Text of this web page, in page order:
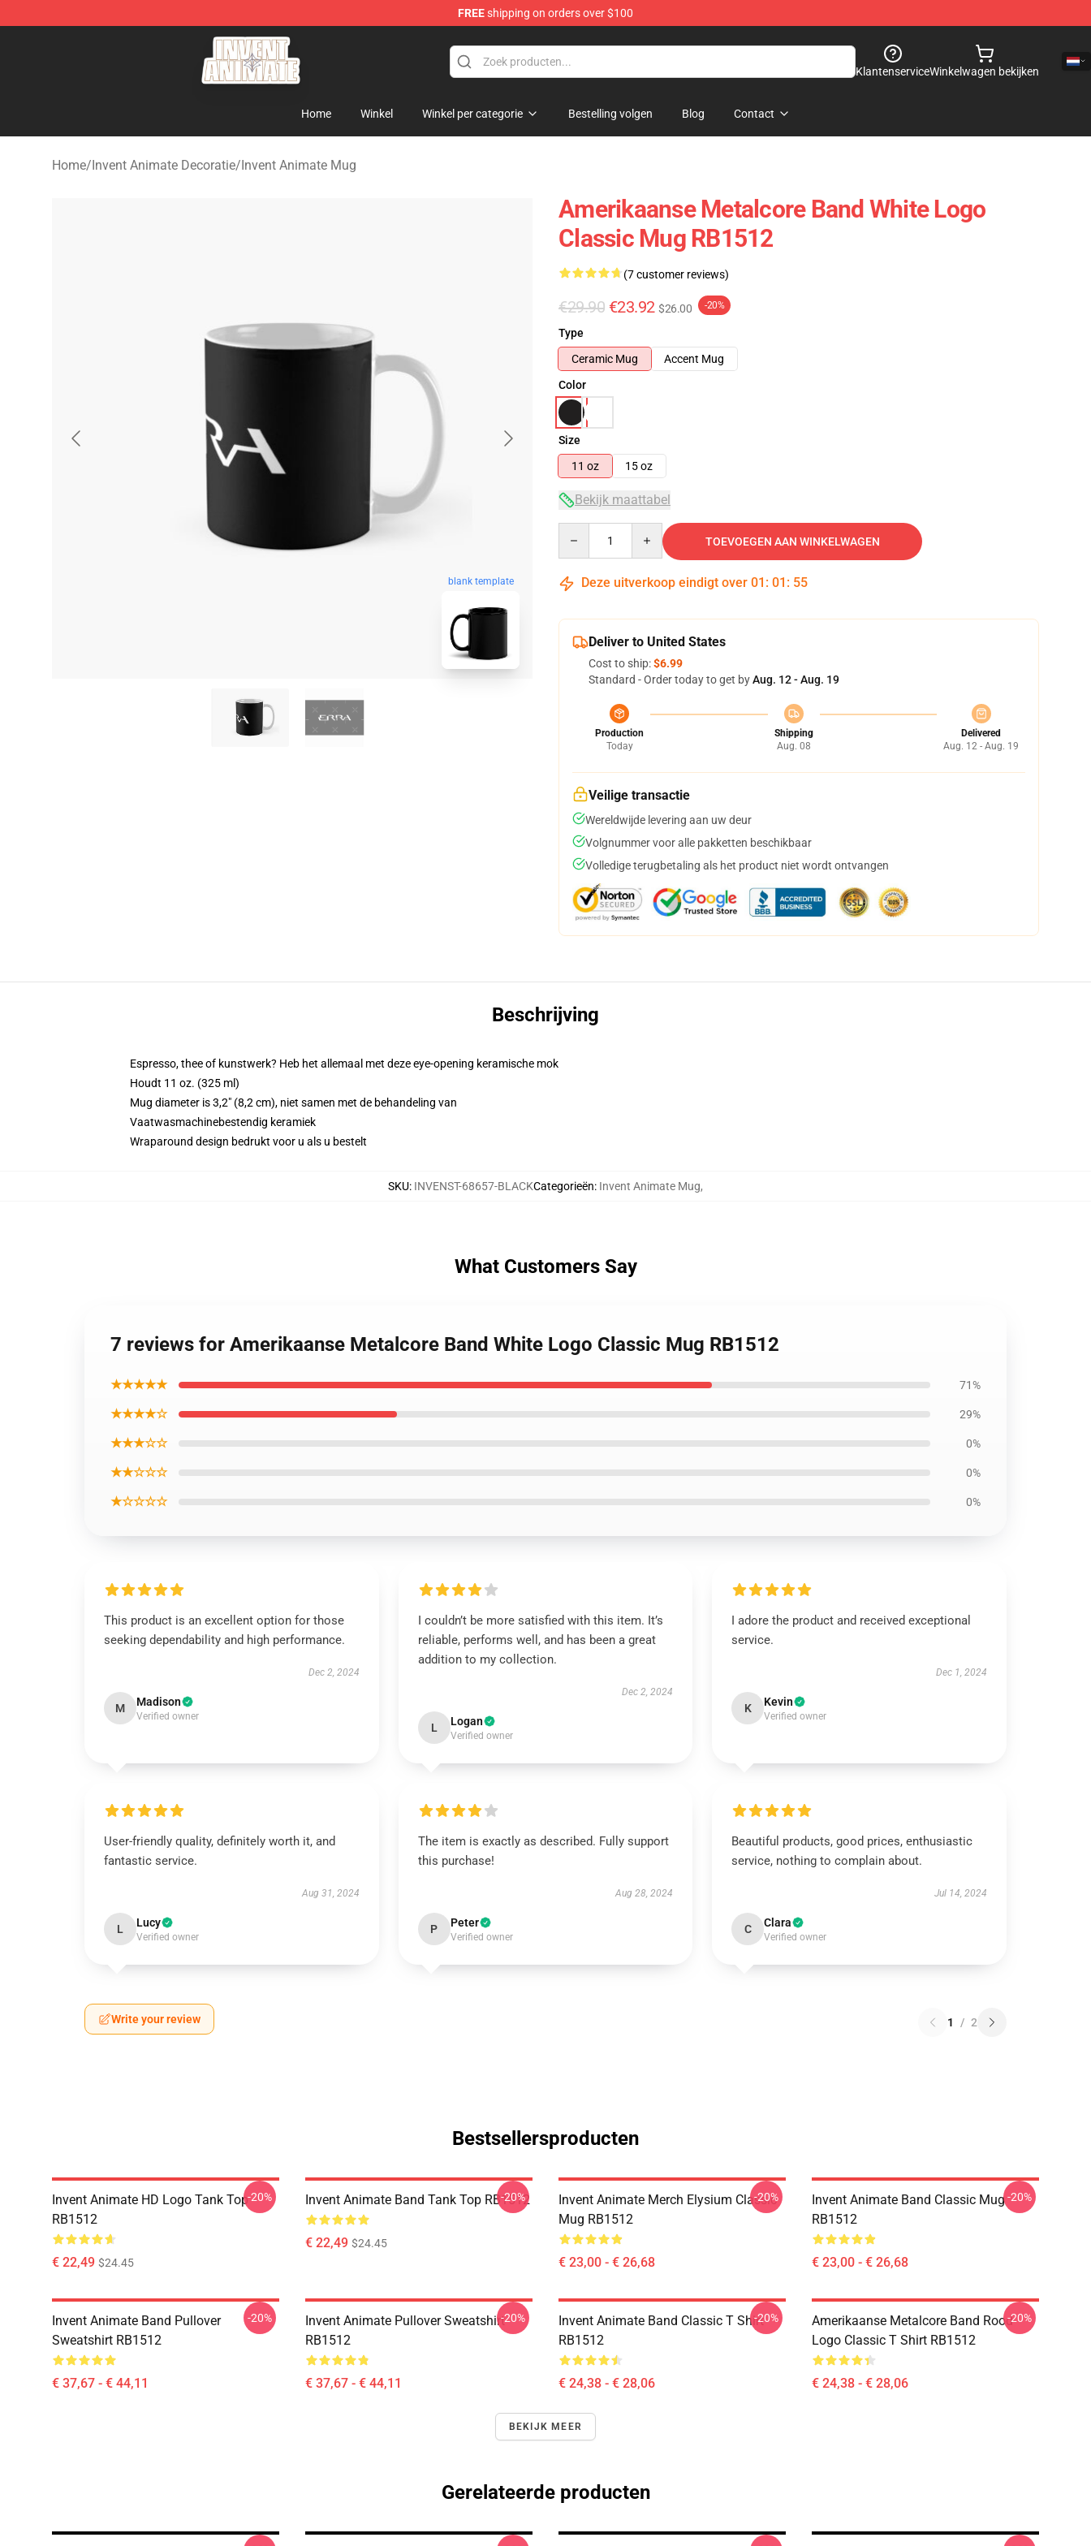
FREEshipping on orders over $100
Invent Animate Shop - Official Invent Animate Merchandise Store
KlantenserviceWinkelwagen bekijken
Home Winkel Winkel per categorie Bestelling volgen Blog Contact
Home/Invent Animate Decoratie/Invent Animate Mug
blank template
Amerikaanse Metalcore Band White Logo
Classic Mug RB1512
(7 customer reviews)
€29.90 €23.92 $26.00 -20%
Type
Ceramic Mug
Accent Mug
Color
Size
11 oz
15 oz
Bekijk maattabel
TOEVOEGEN AAN WINKELWAGEN
Deze uitverkoop eindigt over 01 : 01 : 54
Deliver to United States
Cost to ship:$6.99
Standard - Order today to get byAug. 12 - Aug. 19
Production
Today
Shipping
Aug. 08
Delivered
Aug. 12 - Aug. 19
Veilige transactie
Wereldwijde levering aan uw deur
Volgnummer voor alle pakketten beschikbaar
Volledige terugbetaling als het product niet wordt ontvangen
Beschrijving
Espresso, thee of kunstwerk? Heb het allemaal met deze eye-opening keramische mok
Houdt 11 oz. (325 ml)
Mug diameter is 3,2" (8,2 cm), niet samen met de behandeling van
Vaatwasmachinebestendig keramiek
Wraparound design bedrukt voor u als u bestelt
SKU: INVENST-68657-BLACKCategorieën: Invent Animate Mug,
What Customers Say
7 reviews for Amerikaanse Metalcore Band White Logo Classic Mug RB1512
★★★★★ 71%
★★★★☆ 29%
★★★☆☆ 0%
★★☆☆☆ 0%
★☆☆☆☆ 0%
This product is an excellent option for those
seeking dependability and high performance.
Dec 2, 2024
M Madison
Verified owner
I couldn’t be more satisfied with this item. It’s
reliable, performs well, and has been a great
addition to my collection.
Dec 2, 2024
L Logan
Verified owner
I adore the product and received exceptional
service.
Dec 1, 2024
K Kevin
Verified owner
User-friendly quality, definitely worth it, and
fantastic service.
Aug 31, 2024
L Lucy
Verified owner
The item is exactly as described. Fully support
this purchase!
Aug 28, 2024
P Peter
Verified owner
Beautiful products, good prices, enthusiastic
service, nothing to complain about.
Jul 14, 2024
C Clara
Verified owner
Write your review 1 / 2
Bestsellersproducten
Invent Animate HD Logo Tank Top
RB1512
€ 22,49 $24.45
-20% Invent Animate Band Tank Top RB1512
€ 22,49 $24.45
-20%
Invent Animate Merch Elysium Classic
Mug RB1512
€ 23,00 - € 26,68
-20%
Invent Animate Band Classic Mug
RB1512
€ 23,00 - € 26,68
-20%
Invent Animate Band Pullover
Sweatshirt RB1512
€ 37,67 - € 44,11
-20%
Invent Animate Pullover Sweatshirt
RB1512
€ 37,67 - € 44,11
-20%
Invent Animate Band Classic T Shirt
RB1512
€ 24,38 - € 28,06
-20%
Amerikaanse Metalcore Band Rood
Logo Classic T Shirt RB1512
€ 24,38 - € 28,06
-20%
BEKIJK MEER
Gerelateerde producten